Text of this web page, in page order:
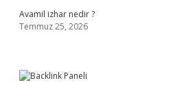
Avamil izhar nedir ?
Temmuz 25, 2026